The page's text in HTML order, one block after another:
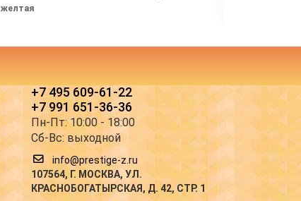
желтая
+7 495 609-61-22
+7 991 651-36-36
Пн-Пт: 10:00 - 18:00
Сб-Вс: выходной
info@prestige-z.ru
107564, Г. МОСКВА, УЛ.
КРАСНОБОГАТЫРСКАЯ, Д. 42, СТР. 1